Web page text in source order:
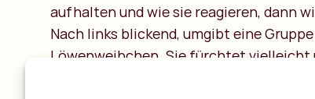
aufhalten und wie sie reagieren, dann
Nach links blickend, umgibt eine
Löwenweibchen. Sie fürchtet vielleicht
anderen Seite siehst du ein Zebra, das